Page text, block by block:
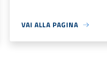
VAI ALLA PAGINA